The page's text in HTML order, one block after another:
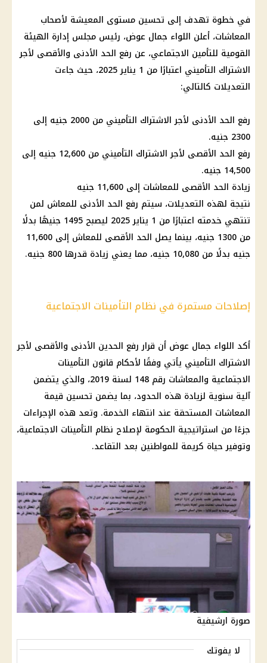
في خطوة تهدف إلى تحسين مستوى المعيشة لأصحاب
المعاشات، أعلن اللواء جمال عوض، رئيس مجلس إدارة الهيئة
القومية للتأمين الاجتماعي، عن رفع الحد الأدنى والأقصى لأجر
الاشتراك التأميني اعتبارًا من 1 يناير 2025، حيث جاءت
التعديلات كالتالي:
رفع الحد الأدنى لأجر الاشتراك التأميني من 2000 جنيه إلى
2300 جنيه.
رفع الحد الأقصى لأجر الاشتراك التأميني من 12,600 جنيه إلى
14,500 جنيه.
زيادة الحد الأقصى للمعاشات إلى 11,600 جنيه
نتيجة لهذه التعديلات، سيتم رفع الحد الأدنى للمعاش لمن
تنتهي خدمته اعتبارًا من 1 يناير 2025 ليصبح 1495 جنيهًا بدلًا
من 1300 جنيه، بينما يصل الحد الأقصى للمعاش إلى 11,600
جنيه بدلًا من 10,080 جنيه، مما يعني زيادة قدرها 800 جنيه.
إصلاحات مستمرة في نظام التأمينات الاجتماعية
أكد اللواء جمال عوض أن قرار رفع الحدين الأدنى والأقصى لأجر
الاشتراك التأميني يأتي وفقًا لأحكام قانون التأمينات
الاجتماعية والمعاشات رقم 148 لسنة 2019، والذي يتضمن
آلية سنوية لزيادة هذه الحدود، بما يضمن تحسين قيمة
المعاشات المستحقة عند انتهاء الخدمة. وتعد هذه الإجراءات
جزءًا من استراتيجية الحكومة لإصلاح نظام التأمينات الاجتماعية،
وتوفير حياة كريمة للمواطنين بعد التقاعد.
صورة ارشيفية
لا يفوتك